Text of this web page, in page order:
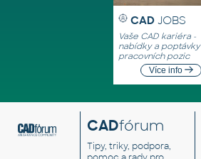
CAD JOBS
Vaše CAD kariéra -
nabídky a poptávky
pracovních pozic
Více info
CADfórum
Tipy, triky, podpora,